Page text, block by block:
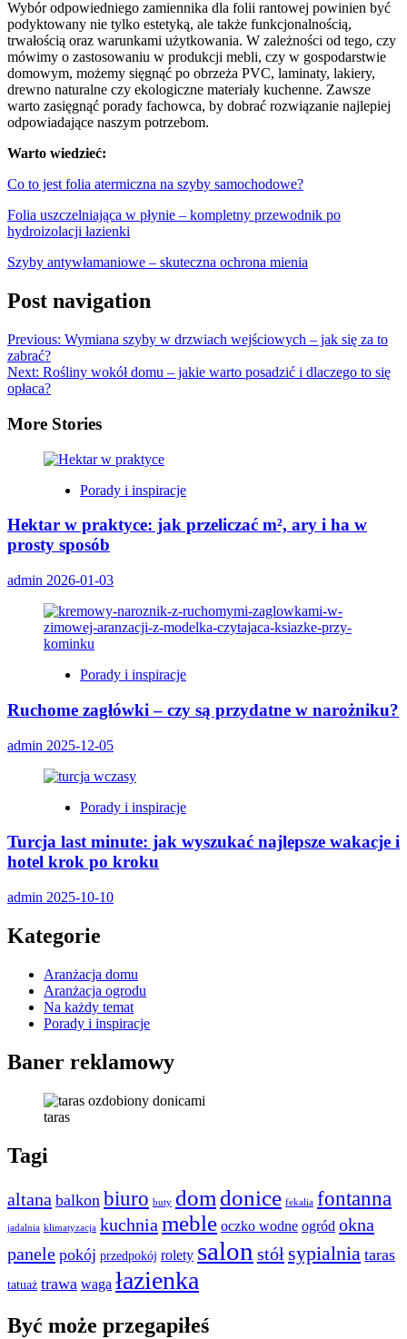
Wybór odpowiedniego zamiennika dla folii rantowej powinien być
podyktowany nie tylko estetyką, ale także funkcjonalnością,
trwałością oraz warunkami użytkowania. W zależności od tego, czy
mówimy o zastosowaniu w produkcji mebli, czy w gospodarstwie
domowym, możemy sięgnąć po obrzeża PVC, laminaty, lakiery,
drewno naturalne czy ekologiczne materiały kuchenne. Zawsze
warto zasięgnąć porady fachowca, by dobrać rozwiązanie najlepiej
odpowiadające naszym potrzebom.
Warto wiedzieć:
Co to jest folia atermiczna na szyby samochodowe?
Folia uszczelniająca w płynie – kompletny przewodnik po
hydroizolacji łazienki
Szyby antywłamaniowe – skuteczna ochrona mienia
Post navigation
Previous: Wymiana szyby w drzwiach wejściowych – jak się za to
zabrać?
Next: Rośliny wokół domu – jakie warto posadzić i dlaczego to się
opłaca?
More Stories
Porady i inspiracje
Hektar w praktyce: jak przeliczać m², ary i ha w
prosty sposób
admin 2026-01-03
Porady i inspiracje
Ruchome zagłówki – czy są przydatne w narożniku?
admin 2025-12-05
Porady i inspiracje
Turcja last minute: jak wyszukać najlepsze wakacje i
hotel krok po kroku
admin 2025-10-10
Kategorie
Aranżacja domu
Aranżacja ogrodu
Na każdy temat
Porady i inspiracje
Baner reklamowy
taras
Tagi
altana balkon biuro buty domdonice fekalia fontanna
jadalnia klimatyzacja kuchniameble oczko wodne ogród okna
panele pokój przedpokój rolety salon stół sypialnia taras
tatuaż trawa waga łazienka
Być może przegapiłeś